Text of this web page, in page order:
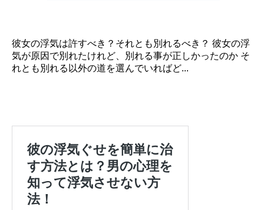
彼女の浮気は許すべき？それとも別れるべき？ 彼女の浮
気が原因で別れたけれど、別れる事が正しかったのか そ
れとも別れる以外の道を選んでいればど...